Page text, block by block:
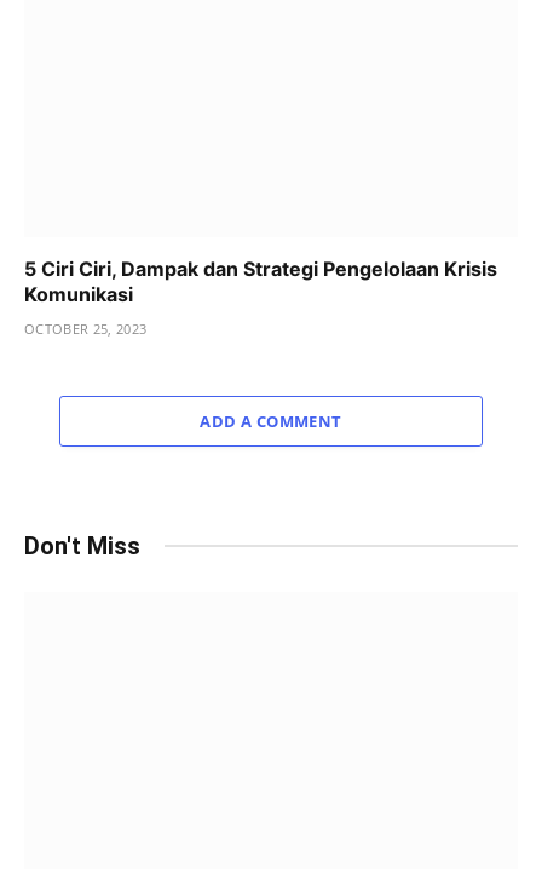
5 Ciri Ciri, Dampak dan Strategi Pengelolaan Krisis
Komunikasi
OCTOBER 25, 2023
ADD A COMMENT
Don't Miss